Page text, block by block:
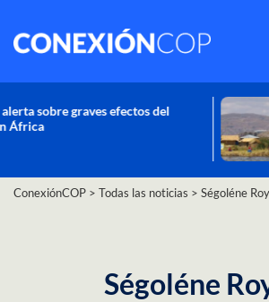
Comisión de Alto Nivel de
nueva ambición climática del
ConexiónCOP > Todas las noticias > Ségoléne
Ségoléne